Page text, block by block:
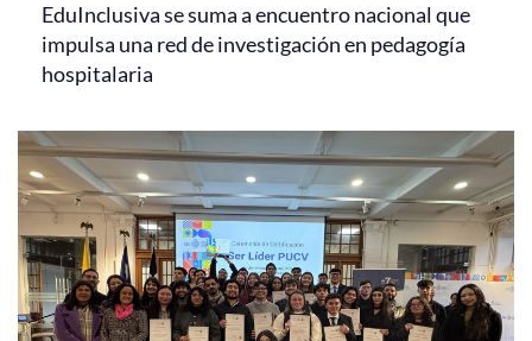
EduInclusiva se suma a encuentro nacional que
impulsa una red de investigación en pedagogía
hospitalaria